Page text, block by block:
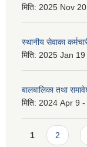
मिति: 2025 Nov
स्थानीय सेवाका
मिति: 2025 Jan 19
बालबालिका तथा
मिति: 2024 Apr 9
Pages
1 2